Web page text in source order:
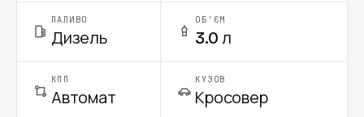
ПАЛИВО
Дизель
ОБ'ЄМ
3.0 л
КПП
Автомат
КУЗОВ
Кросовер